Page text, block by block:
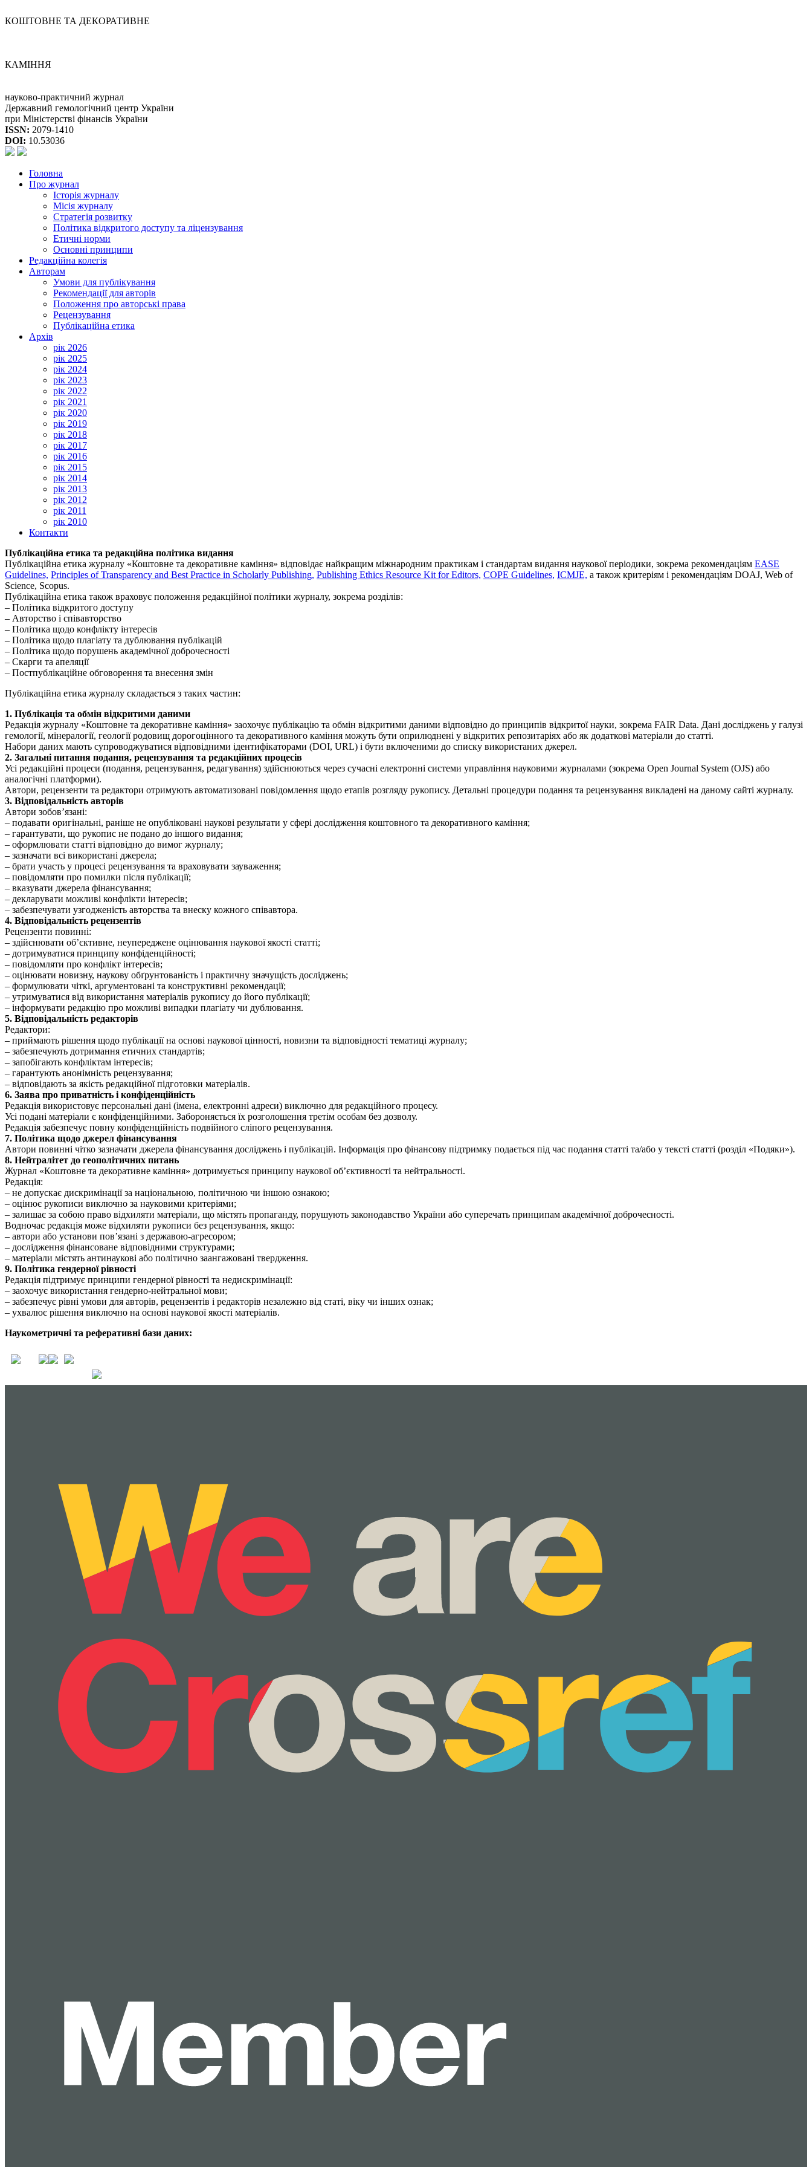
КОШТОВНЕ ТА ДЕКОРАТИВНЕ
КАМІННЯ
науково-практичний журнал
Державний гемологічний центр України
при Міністерстві фінансів України
ISSN: 2079-1410
DOI: 10.53036
Головна
Про журнал
Історія журналу
Місія журналу
Стратегія розвитку
Політика відкритого доступу та ліцензування
Етичні норми
Основні принципи
Редакційна колегія
Авторам
Умови для публікування
Рекомендації для авторів
Положення про авторські права
Рецензування
Публікаційна етика
Архів
рік 2026
рік 2025
рік 2024
рік 2023
рік 2022
рік 2021
рік 2020
рік 2019
рік 2018
рік 2017
рік 2016
рік 2015
рік 2014
рік 2013
рік 2012
рік 2011
рік 2010
Контакти
Публікаційна етика та редакційна політика видання
Публікаційна етика журналу «Коштовне та декоративне каміння» відповідає найкращим міжнародним практикам і стандартам видання наукової періодики, зокрема рекомендаціям EASE
Guidelines, Principles of Transparency and Best Practice in Scholarly Publishing, Publishing Ethics Resource Kit for Editors, COPE Guidelines, ICMJE, а також критеріям і рекомендаціям DOAJ, Web of
Science, Scopus.
Публікаційна етика також враховує положення редакційної політики журналу, зокрема розділів:
– Політика відкритого доступу
– Авторство і співавторство
– Політика щодо конфлікту інтересів
– Політика щодо плагіату та дублювання публікацій
– Політика щодо порушень академічної доброчесності
– Скарги та апеляції
– Постпублікаційне обговорення та внесення змін
Публікаційна етика журналу складається з таких частин:
1. Публікація та обмін відкритими даними
Редакція журналу «Коштовне та декоративне каміння» заохочує публікацію та обмін відкритими даними відповідно до принципів відкритої науки, зокрема FAIR Data. Дані досліджень у галузі
гемології, мінералогії, геології родовищ дорогоцінного та декоративного каміння можуть бути оприлюднені у відкритих репозитаріях або як додаткові матеріали до статті.
Набори даних мають супроводжуватися відповідними ідентифікаторами (DOI, URL) і бути включеними до списку використаних джерел.
2. Загальні питання подання, рецензування та редакційних процесів
Усі редакційні процеси (подання, рецензування, редагування) здійснюються через сучасні електронні системи управління науковими журналами (зокрема Open Journal System (OJS) або
аналогічні платформи).
Автори, рецензенти та редактори отримують автоматизовані повідомлення щодо етапів розгляду рукопису. Детальні процедури подання та рецензування викладені на даному сайті журналу.
3. Відповідальність авторів
Автори зобов’язані:
– подавати оригінальні, раніше не опубліковані наукові результати у сфері дослідження коштовного та декоративного каміння;
– гарантувати, що рукопис не подано до іншого видання;
– оформлювати статті відповідно до вимог журналу;
– зазначати всі використані джерела;
– брати участь у процесі рецензування та враховувати зауваження;
– повідомляти про помилки після публікації;
– вказувати джерела фінансування;
– декларувати можливі конфлікти інтересів;
– забезпечувати узгодженість авторства та внеску кожного співавтора.
4. Відповідальність рецензентів
Рецензенти повинні:
– здійснювати об’єктивне, неупереджене оцінювання наукової якості статті;
– дотримуватися принципу конфіденційності;
– повідомляти про конфлікт інтересів;
– оцінювати новизну, наукову обґрунтованість і практичну значущість досліджень;
– формулювати чіткі, аргументовані та конструктивні рекомендації;
– утримуватися від використання матеріалів рукопису до його публікації;
– інформувати редакцію про можливі випадки плагіату чи дублювання.
5. Відповідальність редакторів
Редактори:
– приймають рішення щодо публікації на основі наукової цінності, новизни та відповідності тематиці журналу;
– забезпечують дотримання етичних стандартів;
– запобігають конфліктам інтересів;
– гарантують анонімність рецензування;
– відповідають за якість редакційної підготовки матеріалів.
6. Заява про приватність і конфіденційність
Редакція використовує персональні дані (імена, електронні адреси) виключно для редакційного процесу.
Усі подані матеріали є конфіденційними. Забороняється їх розголошення третім особам без дозволу.
Редакція забезпечує повну конфіденційність подвійного сліпого рецензування.
7. Політика щодо джерел фінансування
Автори повинні чітко зазначати джерела фінансування досліджень і публікацій. Інформація про фінансову підтримку подається під час подання статті та/або у тексті статті (розділ «Подяки»).
8. Нейтралітет до геополітичних питань
Журнал «Коштовне та декоративне каміння» дотримується принципу наукової об’єктивності та нейтральності.
Редакція:
– не допускає дискримінації за національною, політичною чи іншою ознакою;
– оцінює рукописи виключно за науковими критеріями;
– залишає за собою право відхиляти матеріали, що містять пропаганду, порушують законодавство України або суперечать принципам академічної доброчесності.
Водночас редакція може відхиляти рукописи без рецензування, якщо:
– автори або установи пов’язані з державою-агресором;
– дослідження фінансоване відповідними структурами;
– матеріали містять антинаукові або політично заангажовані твердження.
9. Політика гендерної рівності
Редакція підтримує принципи гендерної рівності та недискримінації:
– заохочує використання гендерно-нейтральної мови;
– забезпечує рівні умови для авторів, рецензентів і редакторів незалежно від статі, віку чи інших ознак;
– ухвалює рішення виключно на основі наукової якості матеріалів.
Наукометричні та реферативні бази даних: